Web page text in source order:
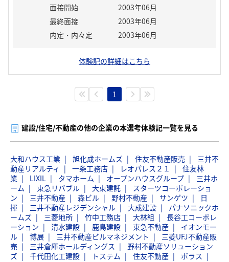
面接開始
2003年06月
最終面接
2003年06月
内定・内々定
2003年06月
体験記の詳細はこちら
1
建設/住宅/不動産の他の企業の本選考体験記一覧を見る
大和ハウス工業 旭化成ホームズ 住友不動産販売
三井不
動産リアルティ
一条工務店 レオパレス２１
住友林
業
LIXIL タマホーム オープンハウスグループ
三井ホ
ーム
東急リバブル 大東建託
スターツコーポレーショ
ン
三井不動産 森ビル 野村不動産 サンゲツ
日
揮
三井不動産レジデンシャル 大成建設
パナソニックホ
ームズ
三菱地所 竹中工務店 大林組
長谷工コーポレ
ーション
清水建設 鹿島建設 東急不動産
イオンモー
ル
博展 三井不動産ビルマネジメント
三菱UFJ不動産販
売
三井倉庫ホールディングス
野村不動産ソリューション
ズ
千代田化工建設 トステム 住友不動産
ポラス